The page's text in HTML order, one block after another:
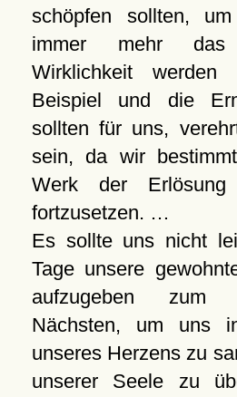
schöpfen sollten,
immer mehr
Wirklichkeit
Beispiel und die
sollten für uns,
sein, da wir
Werk der
fortzusetzen. …
Es sollte uns nicht
Tage unsere
aufzugeben zum
Nächsten, um uns
unseres Herzens zu
unserer Seele zu